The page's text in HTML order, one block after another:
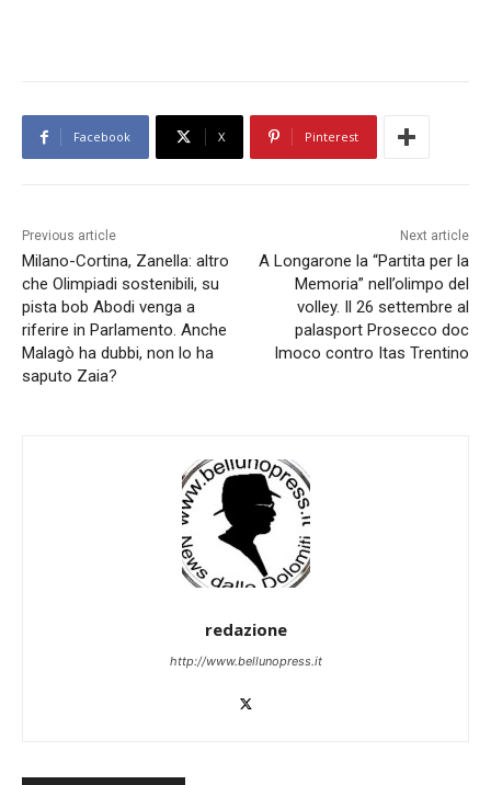
Facebook X Pinterest
Previous article
Milano-Cortina, Zanella: altro
che Olimpiadi sostenibili, su
pista bob Abodi venga a
riferire in Parlamento. Anche
Malagò ha dubbi, non lo ha
saputo Zaia?
Next article
A Longarone la “Partita per la
Memoria” nell’olimpo del
volley. Il 26 settembre al
palasport Prosecco doc
Imoco contro Itas Trentino
redazione
http://www.bellunopress.it